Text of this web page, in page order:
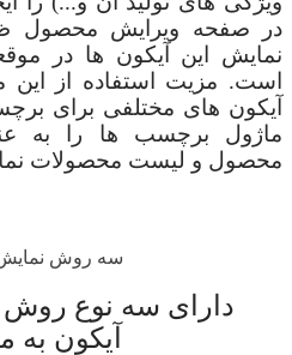
در صفحه ویرایش محصول
نمایش این آیکون ها در
است. مزیت استفاده از این
آیکون های مختلفی برای
ماژول برچسب ها را به
محصول و لیست محصولات
دارای سه نوع روش
آیکون